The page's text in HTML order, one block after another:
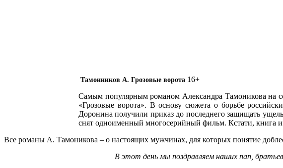
Тамонников А. Грозовые ворота 16+
Самым популярным романом Александра Тамоникова на
«Грозовые ворота». В основу сюжета о борьбе
Доронина получили приказ до последнего защищать
снят одноименный многосерийный фильм. Кстати, книга
Все романы А. Тамоникова – о настоящих мужчинах, для которых понятие
В этот день мы поздравляем наших пап,